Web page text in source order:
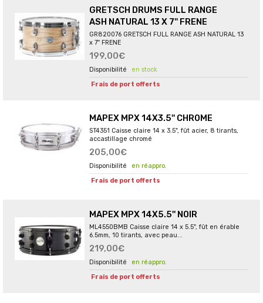
GRETSCH DRUMS FULL RANGE
ASH NATURAL 13 X 7'' FRENE
GR820076 GRETSCH FULL RANGE ASH NATURAL 13
x 7'' FRENE
199,00€
en stock
Frais de port offerts
MAPEX MPX 14X3.5'' CHROME
ST4351 Caisse claire 14 x 3.5", fût acier, 8 tirants,
accastillage chromé
205,00€
en réappro.
Frais de port offerts
MAPEX MPX 14X5.5'' NOIR
ML4550BMB Caisse claire 14 x 5.5", fût en érable
6.5mm, 10 tirants, avec peau...
219,00€
en réappro.
Frais de port offerts